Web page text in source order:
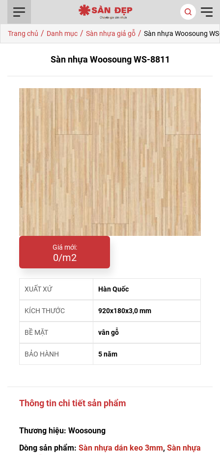
Trang chủ / Danh mục / Sàn nhựa giả gỗ / Sàn nhựa Woosoung
Sàn nhựa Woosoung WS-8811
Giá mới:
0/m2
XUẤT XỨ Hàn Quốc
KÍCH THƯỚC 920x180x3,0 mm
BỀ MẶT vân gỗ
BẢO HÀNH 5 năm
Thông tin chi tiết sản phẩm
Thương hiệu: Woosoung
Dòng sản phẩm: Sàn nhựa dán keo 3mm, Sàn nhựa